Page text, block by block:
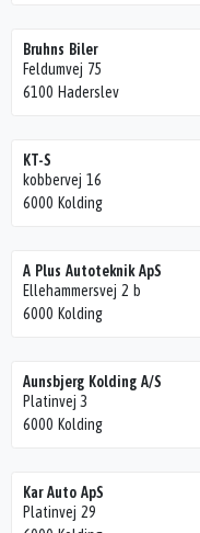
Bruhns Biler
Feldumvej 75
6100 Haderslev
KT-S
kobbervej 16
6000 Kolding
A Plus Autoteknik ApS
Ellehammersvej 2 b
6000 Kolding
Aunsbjerg Kolding A/S
Platinvej 3
6000 Kolding
Kar Auto ApS
Platinvej 29